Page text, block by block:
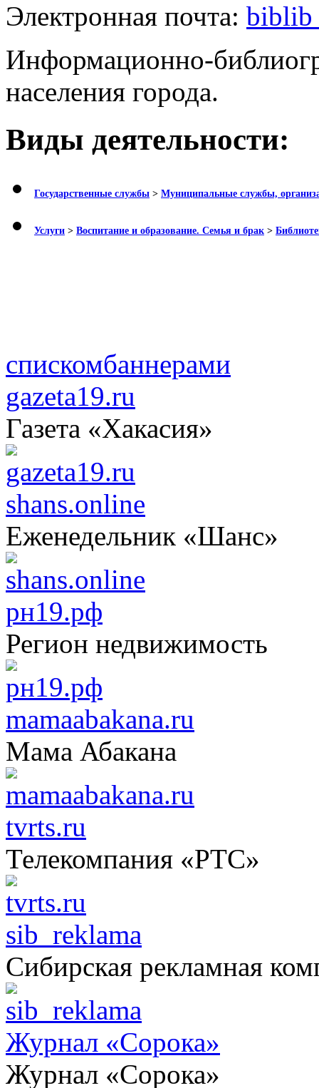
Электронная почта:
Информационно-
населения города.
Виды деятельности:
Государственные службы > Муниципальные службы,
Услуги > Воспитание и образование. Семья и брак >
спискомбаннерами
gazeta19.ru
Газета «Хакасия»
shans.online
Еженедельник «Шанс»
рн19.рф
Регион недвижимость
mamaabakana.ru
Мама Абакана
tvrts.ru
Телекомпания «РТС»
sib_reklama
Сибирская рекламная
Журнал «Сорока»
Журнал «Сорока»